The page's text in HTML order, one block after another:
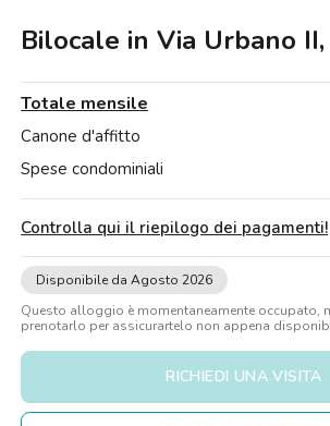
Napoli
Catania
Padova
Bilocale in Via Urbano II,
Totale mensile
Canone d'affitto
Spese condominiali
Controlla qui il riepilogo dei pagamenti!
Disponibile da Agosto 2026
Questo alloggio è momentaneamente occupato,
prenotarlo per assicurartelo non appena
RICHIEDI UNA VISITA